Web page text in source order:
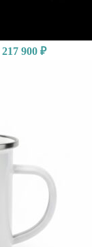
217 900 ₽